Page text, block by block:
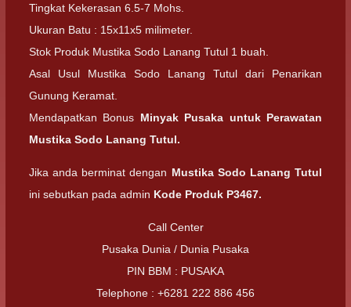
Tingkat Kekerasan 6.5-7 Mohs.
Ukuran Batu : 15x11x5 milimeter.
Stok Produk Mustika Sodo Lanang Tutul 1 buah.
Asal Usul Mustika Sodo Lanang Tutul dari Penarikan
Gunung Keramat.
Mendapatkan Bonus Minyak Pusaka untuk Perawatan
Mustika Sodo Lanang Tutul.
Jika anda berminat dengan Mustika Sodo Lanang Tutul
ini sebutkan pada admin Kode Produk P3467.
Call Center
Pusaka Dunia / Dunia Pusaka
PIN BBM : PUSAKA
Telephone : +6281 222 886 456